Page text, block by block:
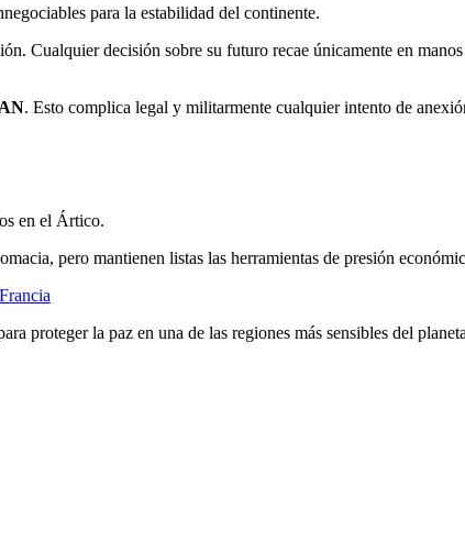
para la estabilidad del continente.
Cualquier decisión sobre su futuro recae únicamente en
. Esto complica legal y militarmente cualquier intento de
en el Ártico.
pero mantienen listas las herramientas de presión
proteger la paz en una de las regiones más sensibles del